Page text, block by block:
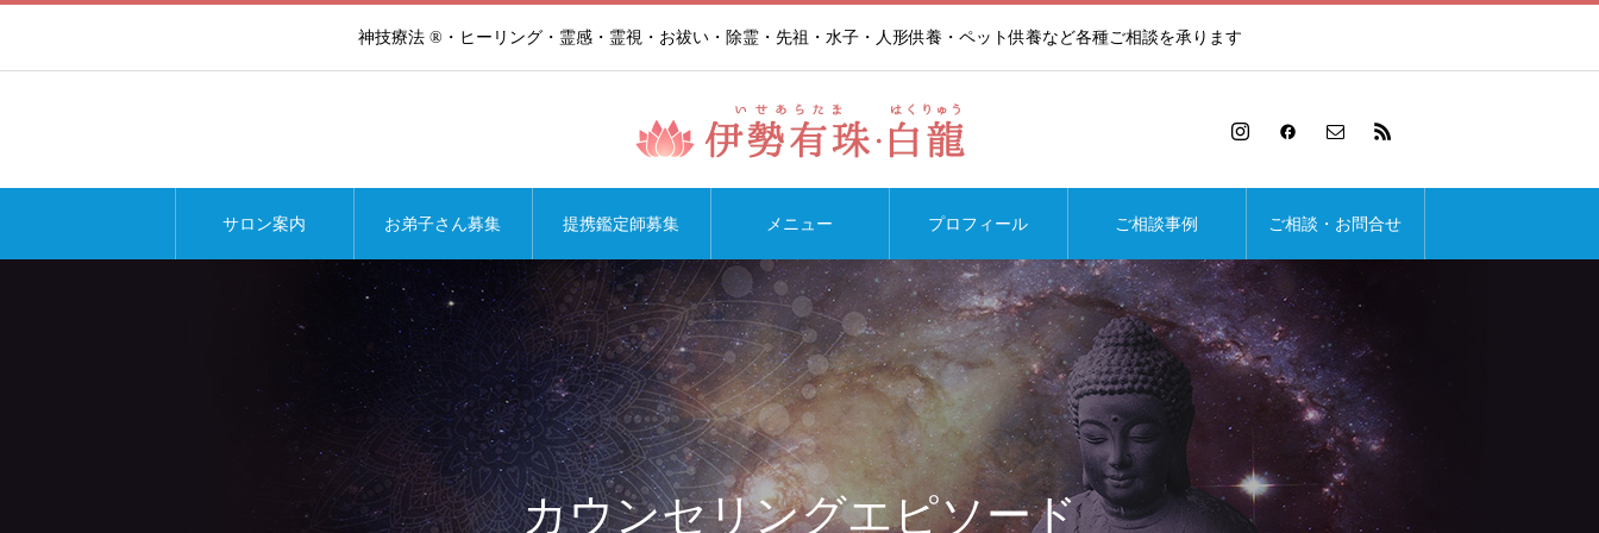
神技療法 ®・ヒーリング・霊感・霊視・お祓い・除霊・先祖・水子・人形供養・ペット供養など各種ご相談を承ります
サロン案内 お弟子さん募集 提携鑑定師募集 メニュー プロフィール ご相談事例 ご相談・お問合せ
カウンセリングエピソード